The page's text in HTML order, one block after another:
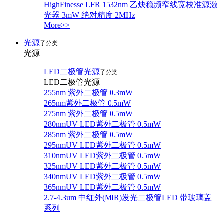
HighFinesse LFR 1532nm 乙炔稳频窄线宽校准源激
光器 3mW 绝对精度 2MHz
More>>
光源子分类
光源
LED二极管光源子分类
LED二极管光源
255nm 紫外二极管 0.3mW
265nm紫外二极管 0.5mW
275nm 紫外二极管 0.5mW
280nmUV LED紫外二极管 0.5mW
285nm 紫外二极管 0.5mW
295nmUV LED紫外二极管 0.5mW
310nmUV LED紫外二极管 0.5mW
325nmUV LED紫外二极管 0.5mW
340nmUV LED紫外二极管 0.5mW
365nmUV LED紫外二极管 0.5mW
2.7-4.3um 中红外(MIR)发光二极管LED 带玻璃盖
系列